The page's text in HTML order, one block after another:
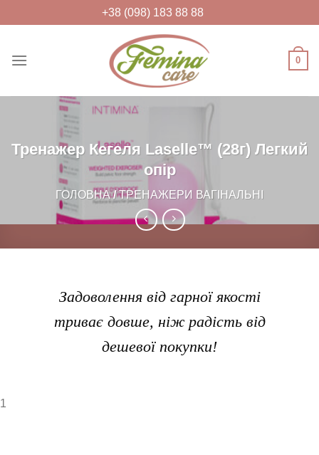
to
+38 (098) 183 88 88
FEMINACARE
здоров'я та краси
0
Тренажер Кегеля Laselle™ (28г) Легкий
опір
ГОЛОВНА/ТРЕНАЖЕРИ ВАГІНАЛЬНІ
Задоволення від гарної якості
триває довше, ніж радість від
дешевої покупки!
1